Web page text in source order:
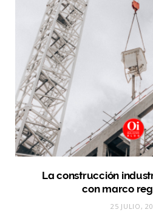
La construcción
con marco
25 JULIO,